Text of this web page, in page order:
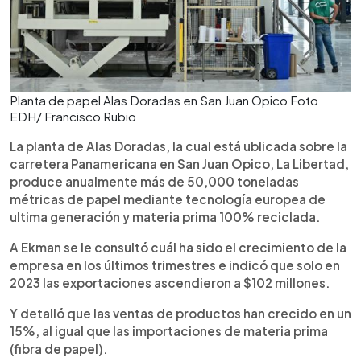
Planta de papel Alas Doradas en San Juan Opico Foto
EDH/ Francisco Rubio
La planta de Alas Doradas, la cual está ublicada sobre la
carretera Panamericana en San Juan Opico, La Libertad,
produce anualmente más de 50,000 toneladas
métricas de papel mediante tecnología europea de
ultima generación y materia prima 100% reciclada.
A Ekman se le consultó cuál ha sido el crecimiento de la
empresa en los últimos trimestres e indicó que solo en
2023 las exportaciones ascendieron a $102 millones.
Y detalló que las ventas de productos han crecido en un
15%, al igual que las importaciones de materia prima
(fibra de papel).